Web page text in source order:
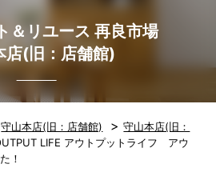
＆リユース 再良市場
店(旧：店舗館)
守山本店(旧：店舗館) >守山本店(旧：
LIFE アウトプットライフ アウ
！